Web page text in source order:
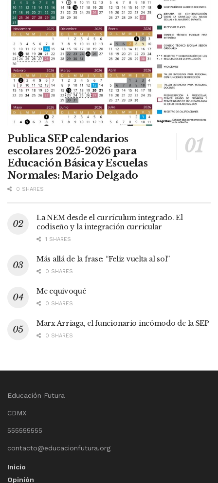
Publica SEP calendarios
escolares 2025-2026 para
Educación Básica y Escuelas
Normales: Mario Delgado
0 SHARES
La NEM desde el currículum integrado. El
codiseño y la integración curricular
1 SHARES
Más allá de la frase: “Feliz vuelta al sol”
0 SHARES
Me equivoqué
0 SHARES
Marx Arriaga, el funcionario incómodo de la SEP
0 SHARES
Educación Futura
CDMX
555555555
contacto@educacionfutura.org
Inicio
Opinión